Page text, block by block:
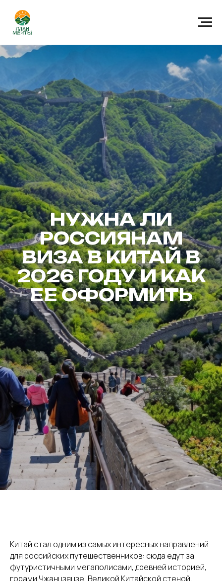
НУЖНА ЛИ
РОССИЯНАМ
ВИЗА В КИТАЙ В
2026 ГОДУ И КАК
ЕЕ ОФОРМИТЬ
Китай стал одним из самых интересных направлений
для российских путешественников: сюда едут за
футуристичными мегаполисами, древней историей,
горами Чжанцзяцзе, Великой Китайской стеной,